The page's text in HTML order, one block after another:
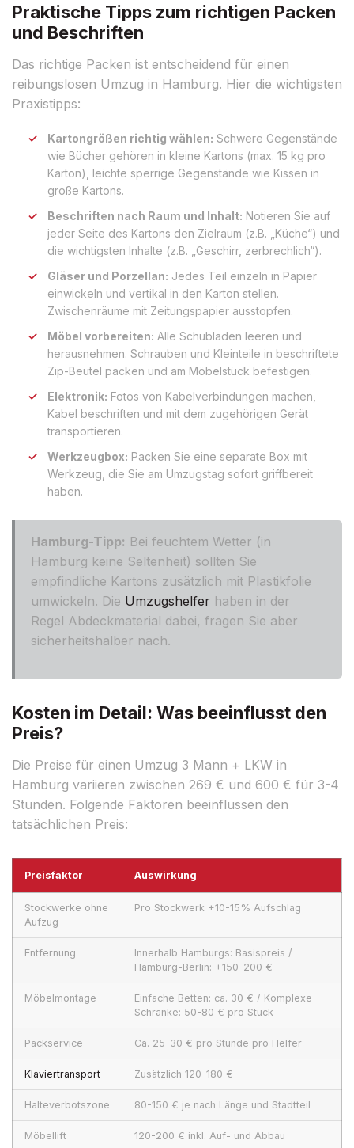
Praktische Tipps zum richtigen Packen
und Beschriften
Das richtige Packen ist entscheidend für einen
reibungslosen Umzug in Hamburg. Hier die wichtigsten
Praxistipps:
Kartongrößen richtig wählen: Schwere Gegenstände
wie Bücher gehören in kleine Kartons (max. 15 kg pro
Karton), leichte sperrige Gegenstände wie Kissen in
große Kartons.
Beschriften nach Raum und Inhalt: Notieren Sie auf
jeder Seite des Kartons den Zielraum (z.B. „Küche“) und
die wichtigsten Inhalte (z.B. „Geschirr, zerbrechlich“).
Gläser und Porzellan: Jedes Teil einzeln in Papier
einwickeln und vertikal in den Karton stellen.
Zwischenräume mit Zeitungspapier ausstopfen.
Möbel vorbereiten: Alle Schubladen leeren und
herausnehmen. Schrauben und Kleinteile in beschriftete
Zip-Beutel packen und am Möbelstück befestigen.
Elektronik: Fotos von Kabelverbindungen machen,
Kabel beschriften und mit dem zugehörigen Gerät
transportieren.
Werkzeugbox: Packen Sie eine separate Box mit
Werkzeug, die Sie am Umzugstag sofort griffbereit
haben.
Hamburg-Tipp: Bei feuchtem Wetter (in
Hamburg keine Seltenheit) sollten Sie
empfindliche Kartons zusätzlich mit Plastikfolie
umwickeln. Die Umzugshelfer haben in der
Regel Abdeckmaterial dabei, fragen Sie aber
sicherheitshalber nach.
Kosten im Detail: Was beeinflusst den
Preis?
Die Preise für einen Umzug 3 Mann + LKW in
Hamburg variieren zwischen 269 € und 600 € für 3-4
Stunden. Folgende Faktoren beeinflussen den
tatsächlichen Preis:
Preisfaktor Auswirkung
Stockwerke ohne
Aufzug
Pro Stockwerk +10-15% Aufschlag
Entfernung
Innerhalb Hamburgs: Basispreis /
Hamburg-Berlin: +150-200 €
Möbelmontage
Einfache Betten: ca. 30 € / Komplexe
Schränke: 50-80 € pro Stück
Packservice Ca. 25-30 € pro Stunde pro Helfer
Klaviertransport Zusätzlich 120-180 €
Halteverbotszone 80-150 € je nach Länge und Stadtteil
Möbellift 120-200 € inkl. Auf- und Abbau